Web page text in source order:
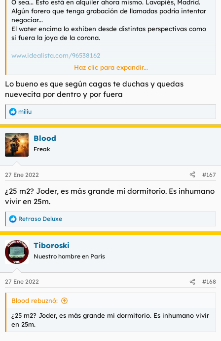
O sea... Esto está en alquiler ahora mismo. Lavapiés, Madrid.
Algún forero que tenga grabación de llamadas podría intentar
negociar...
El water encima lo exhiben desde distintas perspectivas como
si fuera la joya de la corona.
www.idealista.com/96538162
También se puede chatear con un tal Luis.
Haz clic para expandir...
Lo bueno es que según cagas te duchas y quedas
nuevecita por dentro y por fuera
R
e
a
c
c
i
e
:
miliu
Blood
Freak
27 Ene 2022 #167
¿25 m2? Joder, es más grande mi dormitorio. Es inhumano
vivir en 25m.
R
e
a
c
c
i
e
s
Retraso Deluxe
Tiboroski
Nuestro hombre en París
27 Ene 2022 #168
Blood rebuznó:
¿25 m2? Joder, es más grande mi dormitorio. Es inhumano vivir
en 25m.